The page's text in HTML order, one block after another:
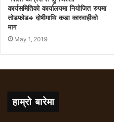
कार्यसमितिको कार्यालयमा नियोजित रुपमा
तोडफोड÷ दोषीमाथि कडा कारवाहीको
माग
May 1, 2019
हाम्रो बारेमा